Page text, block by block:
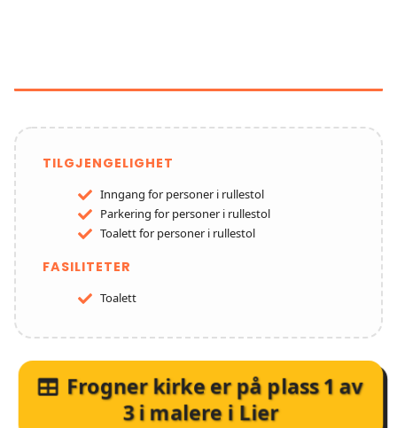
TILGJENGELIGHET
Inngang for personer i rullestol
Parkering for personer i rullestol
Toalett for personer i rullestol
FASILITETER
Toalett
Frogner kirkeer på plass1 av
3imalere i Lier